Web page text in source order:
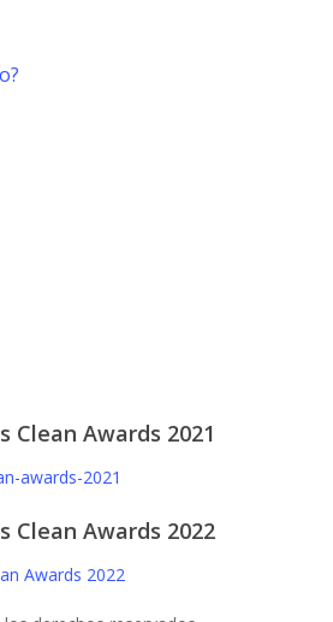
Clean Awards 2021
Clean Awards 2022